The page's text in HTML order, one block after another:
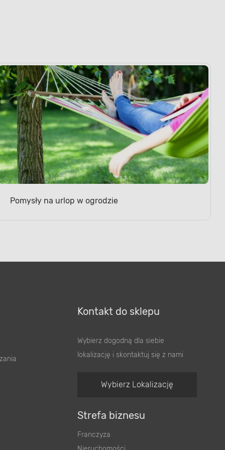
Pomysły na urlop w ogrodzie
Kontakt do sklepu
Wybierz dogodną dla siebie
lokalizację i skontaktuj się z nami
Wybierz Lokalizację
Strefa biznesu
Franczyza